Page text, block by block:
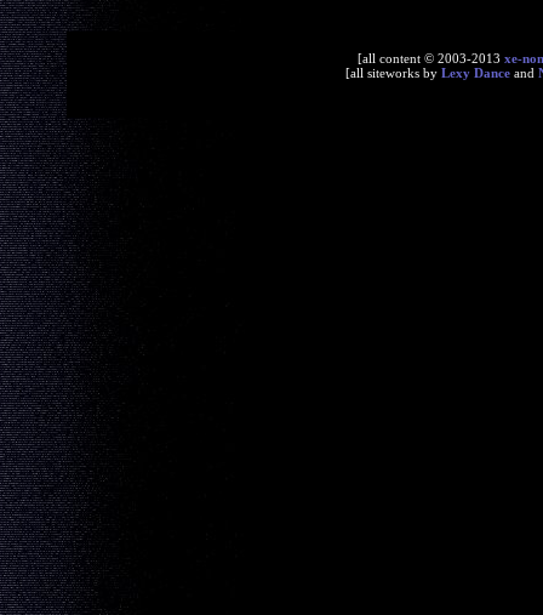
[all content © 2003-2013 xe-
[all siteworks by Lexy Dance and